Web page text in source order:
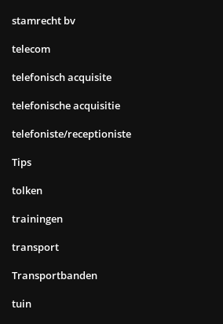
stamrecht bv
telecom
telefonisch acquisite
telefonische acquisitie
telefoniste/receptioniste
Tips
tolken
trainingen
transport
Transportbanden
tuin